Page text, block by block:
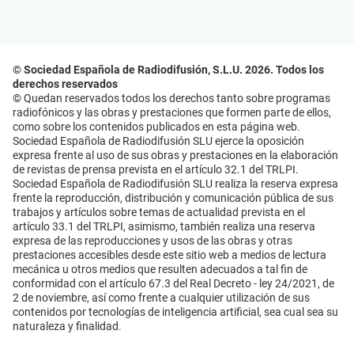
© Sociedad Española de Radiodifusión, S.L.U. 2026. Todos los
derechos reservados
© Quedan reservados todos los derechos tanto sobre programas
radiofónicos y las obras y prestaciones que formen parte de ellos,
como sobre los contenidos publicados en esta página web.
Sociedad Española de Radiodifusión SLU ejerce la oposición
expresa frente al uso de sus obras y prestaciones en la elaboración
de revistas de prensa prevista en el artículo 32.1 del TRLPI.
Sociedad Española de Radiodifusión SLU realiza la reserva expresa
frente la reproducción, distribución y comunicación pública de sus
trabajos y artículos sobre temas de actualidad prevista en el
artículo 33.1 del TRLPI, asimismo, también realiza una reserva
expresa de las reproducciones y usos de las obras y otras
prestaciones accesibles desde este sitio web a medios de lectura
mecánica u otros medios que resulten adecuados a tal fin de
conformidad con el artículo 67.3 del Real Decreto - ley 24/2021, de
2 de noviembre, así como frente a cualquier utilización de sus
contenidos por tecnologías de inteligencia artificial, sea cual sea su
naturaleza y finalidad.